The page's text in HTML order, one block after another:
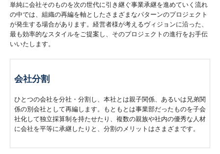
単純に会社そのものを次の世代に引き継ぐ事業承継を進めていく流れ
の中では、組織の再編を軸としたさまざまなパターンのプロジェクト
が発生する場合があります。経営者様が考えるヴィジョンに沿った、
最も効率的なスタイルをご提案し、そのプロジェクトの進行をお手伝
いいたします。
会社分割
ひとつの会社を分社・分割し、本社とは親子関係、あるいは兄弟関
係の別会社として再編します。もともとは事業部だったものを子会
社化して独立採算制を持たせたり、複数の親族や社内の優秀な人材
に会社を平等に承継したりと、分割のメリットはさまざまです。